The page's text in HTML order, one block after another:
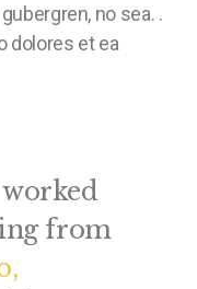
no sea. .
dolores et ea
worked
from